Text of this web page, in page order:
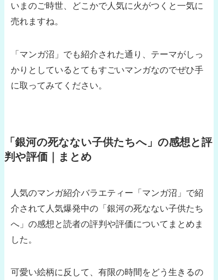
いまのご時世、どこかで人気に火がつくと一気に
売れますね。
「マンガ沼」でも紹介された通り、テーマがしっ
かりとしているとてもすごいマンガなのでぜひ手
に取ってみてください。
「銀河の死なない子供たちへ」の感想と評
判や評価｜まとめ
人気のマンガ紹介バラエティー「マンガ沼」で紹
介されて人気爆発中の「銀河の死なない子供たち
へ」の感想と読者の評判や評価についてまとめま
した。
可愛い絵柄に反して、有限の時間をどう生きるの